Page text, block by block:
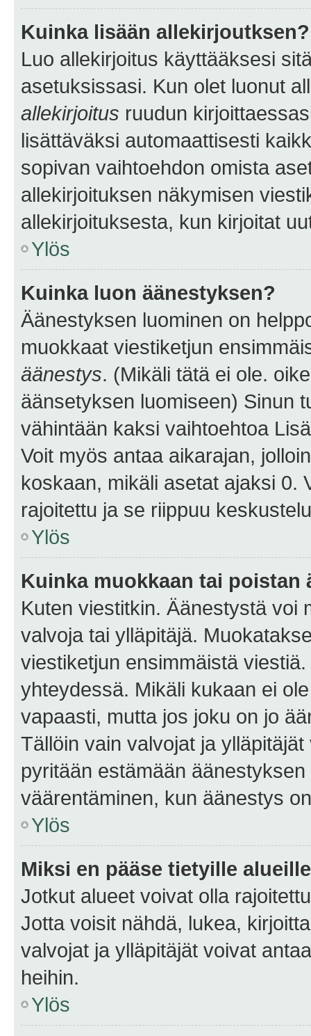
Kuinka lisään allekirjoutksen?
Luo allekirjoitus käyttääksesi
asetuksissasi. Kun olet luonut
allekirjoitus ruudun
lisättäväksi automaattisesti
sopivan vaihtoehdon omista
allekirjoituksen näkymisen
allekirjoituksesta, kun kirjoitat
Ylös
Kuinka luon äänestyksen?
Äänestyksen luominen on
muokkaat viestiketjun
äänestys. (Mikäli tätä ei ole.
äänsetyksen luomiseen) Sinun
vähintään kaksi vaihtoehtoa
Voit myös antaa aikarajan,
koskaan, mikäli asetat ajaksi 0.
rajoitettu ja se riippuu
Ylös
Kuinka muokkaan tai poistan
Kuten viestitkin. Äänestystä voi
valvoja tai ylläpitäjä.
viestiketjun ensimmäistä
yhteydessä. Mikäli kukaan ei
vapaasti, mutta jos joku on jo
Tällöin vain valvojat ja
pyritään estämään
väärentäminen, kun äänestys
Ylös
Miksi en pääse tietyille
Jotkut alueet voivat olla
Jotta voisit nähdä, lukea,
valvojat ja ylläpitäjät voivat
heihin.
Ylös